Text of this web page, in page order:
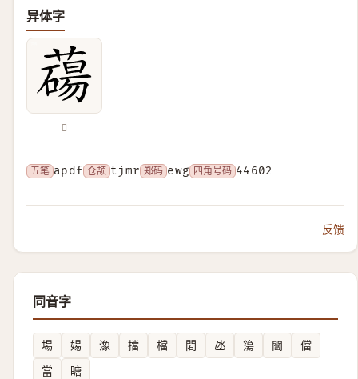
异体字
𦿆
五笔 apdf 仓颉 tjmr 郑码 ewg 四角号码 44602
反馈
同音字
場 婸 潒 擋 檔 䦒 氹 簜 闣
儅
當
瞊